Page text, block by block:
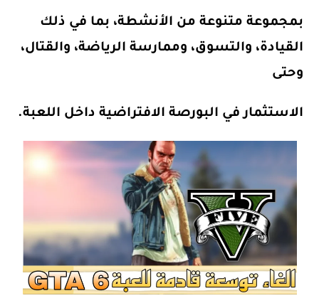
بمجموعة متنوعة من الأنشطة، بما في ذلك
القيادة، والتسوق، وممارسة الرياضة، والقتال،
وحتى
الاستثمار في البورصة الافتراضية داخل اللعبة.